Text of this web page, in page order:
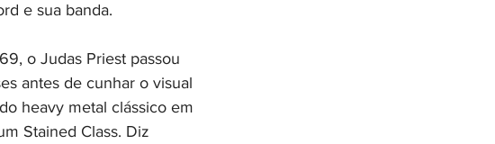
e sua banda.
o Judas Priest passou
antes de cunhar o visual
heavy metal clássico em
Stained Class. Diz